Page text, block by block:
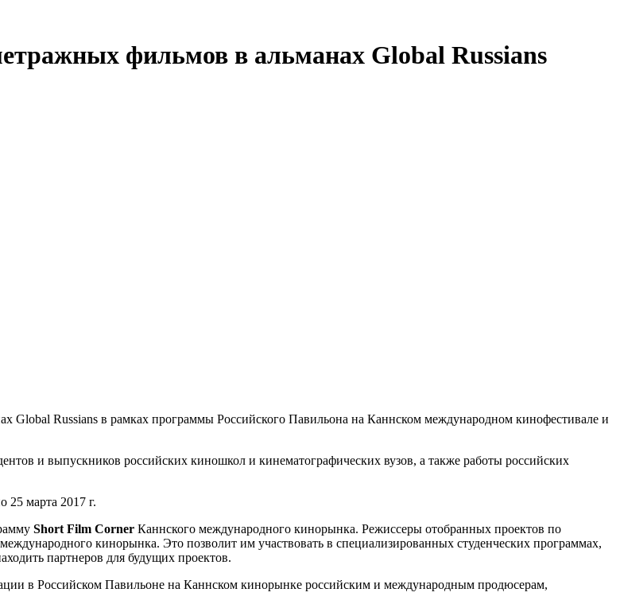
фильмов в альманах Global Russians
Russians в рамках программы Российского Павильона на Каннском международном кинофестивале и
и выпускников российских киношкол и кинематографических вузов, а также работы российских
25 марта 2017 г.
Short Film Corner Каннского международного кинорынка. Режиссеры отобранных проектов по
кинорынка. Это позволит им участвовать в специализированных студенческих программах,
партнеров для будущих проектов.
в Российском Павильоне на Каннском кинорынке российским и международным продюсерам,